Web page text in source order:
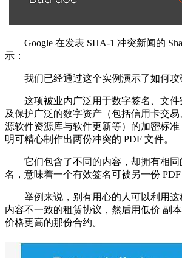
Google 在发表 SHA-1 冲突新闻的
示：
我们已经通过这个实例演示了如何攻
这项被业内广泛用于数字签名、文件
及保护广泛的数字资产（包括信用卡交
源软件资源库与软件更新等）的加密标
明可精心制作出两份冲突的 PDF 文件。
它们包含了不同的内容，却拥有相同
名，意味着一个有效签名可被另一份 PDF
举例来说，别有用心的人可以利用这
内容不一致的租赁协议，然后用低价 副
价格更高的那份合约。